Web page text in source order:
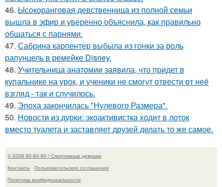
46. Ысокоранговая девственница из полной семьи
вышла в эфир и уверенно объяснила, как правильно
общаться с парнями.
47. Сабрина карпентер выбыла из гонки за роль
рапунцель в ремейке Disney.
48. Учительница анатомии заявила, что придет в
купальнике на урок, и ученики не смогут отвести от неё
взгляд - так и случилось.
49. Эпоха закончилась "Нулевого Размера".
50. Новости из дурки: экоактивистка ходит в лоток
вместо туалета и заставляет друзей делать то же самое.
© 2026 90-60-90 | Спортивные девушки
Контакты
Пользовательское соглашение
Политика конфидециальности